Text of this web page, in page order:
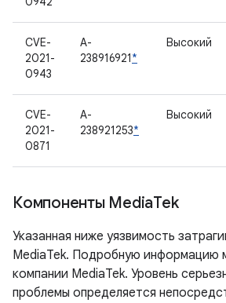
CVE-
2021-
0943
A-
238916921*
Высокий
CVE-
2021-
0871
A-
238921253*
Высокий
Компоненты MediaTek
Указанная ниже уязвимость
MediaTek. Подробную информацию
компании MediaTek. Уровень
проблемы определяется